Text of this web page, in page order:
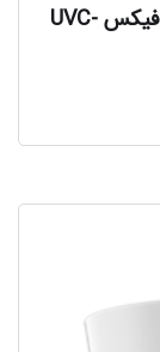
دوربین بولت آنالوگ ۲ مگاپیکسل – لنز فیکس UVC-